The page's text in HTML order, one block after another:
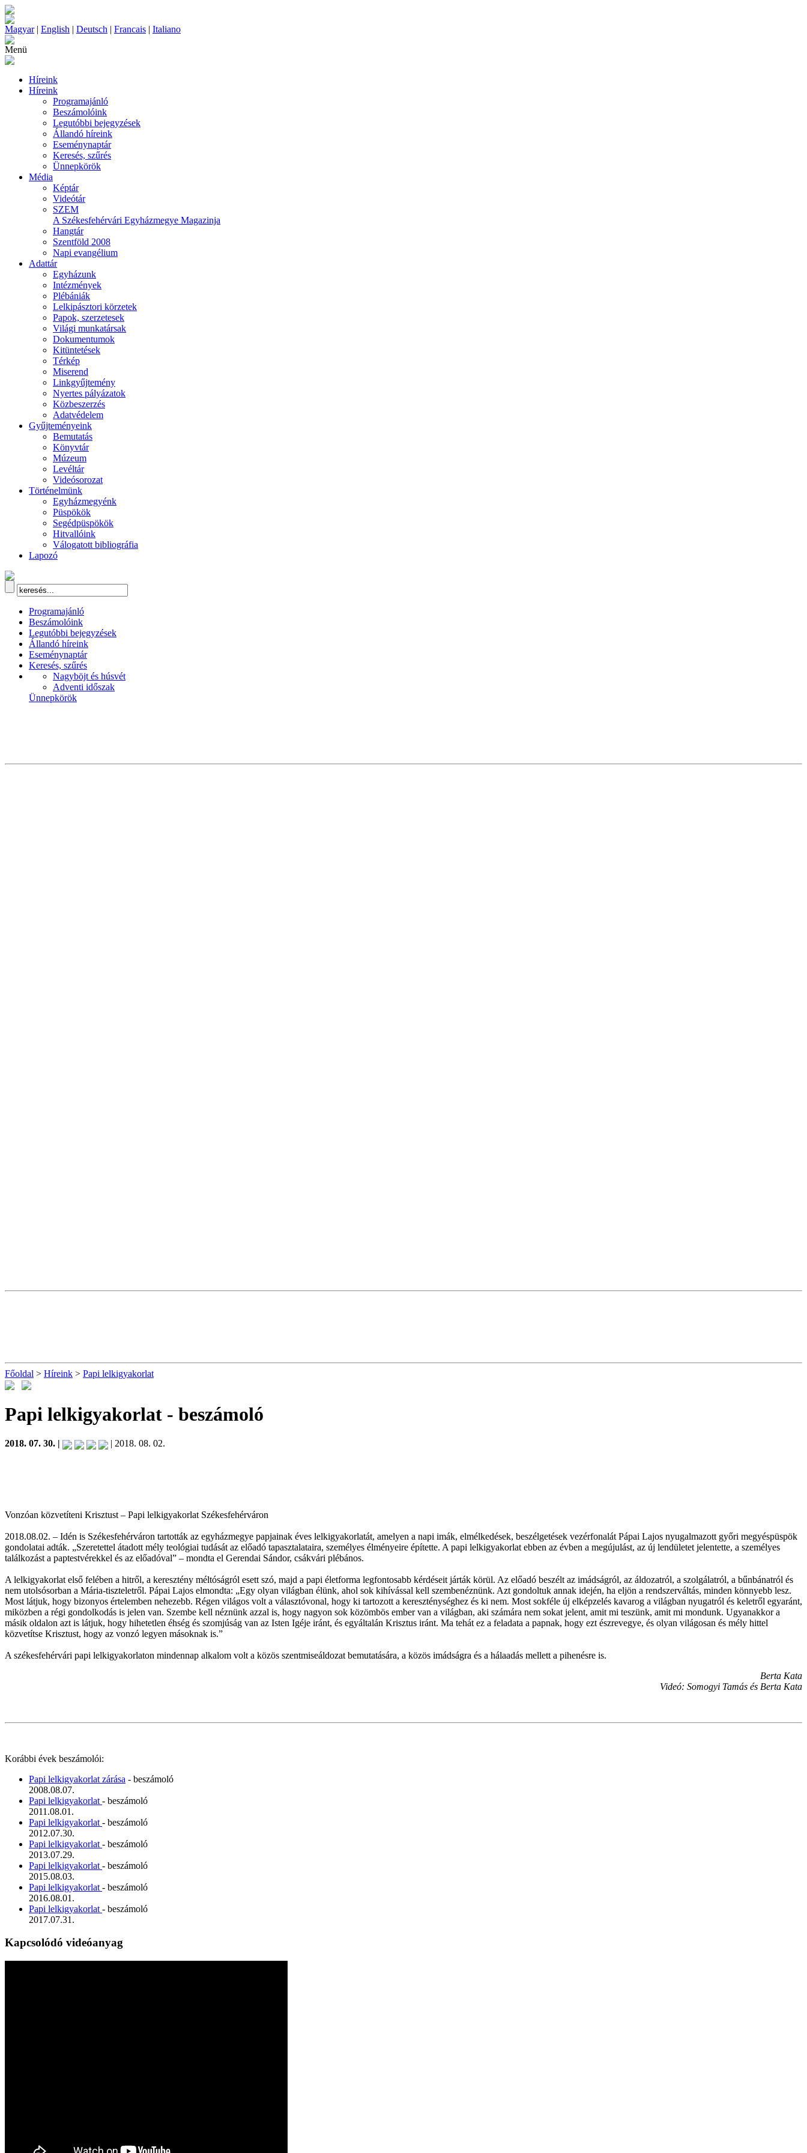
Magyar| English | Deutsch | Francais | Italiano
Menü
Híreink
Híreink
Programajánló
Beszámolóink
Legutóbbi bejegyzések
Állandó híreink
Eseménynaptár
Keresés, szűrés
Ünnepkörök
Média
Képtár
Videótár
SZEM
A Székesfehérvári Egyházmegye Magazinja
Hangtár
Szentföld 2008
Napi evangélium
Adattár
Egyházunk
Intézmények
Plébániák
Lelkipásztori körzetek
Papok, szerzetesek
Világi munkatársak
Dokumentumok
Kitüntetések
Térkép
Miserend
Linkgyűjtemény
Nyertes pályázatok
Közbeszerzés
Adatvédelem
Gyűjteményeink
Bemutatás
Könyvtár
Múzeum
Levéltár
Videósorozat
Történelmünk
Egyházmegyénk
Püspökök
Segédpüspökök
Hitvallóink
Válogatott bibliográfia
Lapozó
Programajánló
Beszámolóink
Legutóbbi bejegyzések
Állandó híreink
Eseménynaptár
Keresés, szűrés
Nagyböjt és húsvét
Adventi időszak
Ünnepkörök
Főoldal > Híreink > Papi lelkigyakorlat
Papi lelkigyakorlat - beszámoló
2018. 07. 30. | | 2018. 08. 02.
Vonzóan közvetíteni Krisztust – Papi lelkigyakorlat Székesfehérváron
2018.08.02. – Idén is Székesfehérváron tartották az egyházmegye papjainak éves lelkigyakorlatát, amelyen a napi imák, elmélkedések, beszélgetések vezérfonalát Pápai Lajos nyugalmazott győri megyéspüspök
gondolatai adták. „Szeretettel átadott mély teológiai tudását az előadó tapasztalataira, személyes élményeire építette. A papi lelkigyakorlat ebben az évben a megújulást, az új lendületet jelentette, a személyes
találkozást a paptestvérekkel és az előadóval” – mondta el Gerendai Sándor, csákvári plébános.
A lelkigyakorlat első felében a hitről, a keresztény méltóságról esett szó, majd a papi életforma legfontosabb kérdéseit járták körül. Az előadó beszélt az imádságról, az áldozatról, a szolgálatról, a bűnbánatról és
nem utolsósorban a Mária-tiszteletről. Pápai Lajos elmondta: „Egy olyan világban élünk, ahol sok kihívással kell szembenéznünk. Azt gondoltuk annak idején, ha eljön a rendszerváltás, minden könnyebb lesz.
Most látjuk, hogy bizonyos értelemben nehezebb. Régen világos volt a választóvonal, hogy ki tartozott a kereszténységhez és ki nem. Most sokféle új elképzelés kavarog a világban nyugatról és keletről egyaránt,
miközben a régi gondolkodás is jelen van. Szembe kell néznünk azzal is, hogy nagyon sok közömbös ember van a világban, aki számára nem sokat jelent, amit mi teszünk, amit mi mondunk. Ugyanakkor a
másik oldalon azt is látjuk, hogy hihetetlen éhség és szomjúság van az Isten Igéje iránt, és egyáltalán Krisztus iránt. Ma tehát ez a feladata a papnak, hogy ezt észrevegye, és olyan világosan és mély hittel
közvetítse Krisztust, hogy az vonzó legyen másoknak is.”
A székesfehérvári papi lelkigyakorlaton mindennap alkalom volt a közös szentmiseáldozat bemutatására, a közös imádságra és a hálaadás mellett a pihenésre is.
Berta Kata
Videó: Somogyi Tamás és Berta Kata
Korábbi évek beszámolói:
Papi lelkigyakorlat zárása - beszámoló
2008.08.07.
Papi lelkigyakorlat - beszámoló
2011.08.01.
Papi lelkigyakorlat - beszámoló
2012.07.30.
Papi lelkigyakorlat - beszámoló
2013.07.29.
Papi lelkigyakorlat - beszámoló
2015.08.03.
Papi lelkigyakorlat - beszámoló
2016.08.01.
Papi lelkigyakorlat - beszámoló
2017.07.31.
Kapcsolódó videóanyag